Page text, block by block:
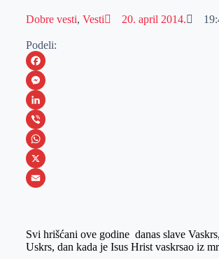
Dobre vesti, Vesti 20. april 2014.
Podeli:
F
a
c
e
b
o
M
e
s
s
e
e
L
i
n
k
I
V
i
b
W
h
s
X
a
Svi hrišćani ove godine danas slave
Uskrs, dan kada je Isus Hrist vaskrsao iz